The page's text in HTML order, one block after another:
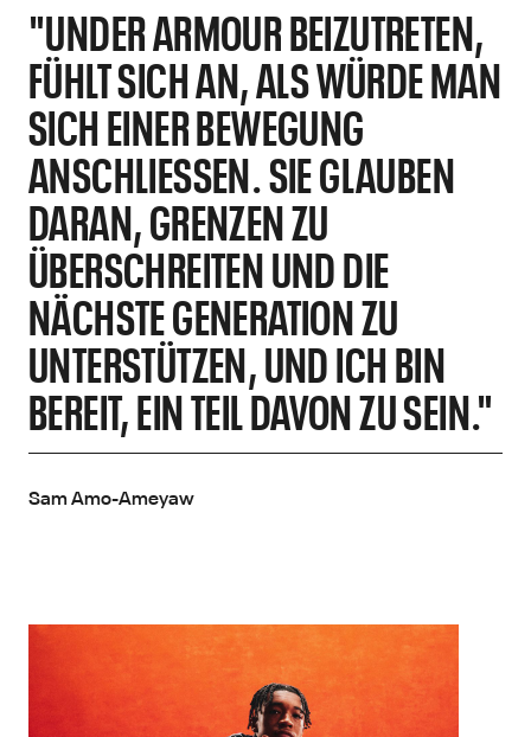
"UNDER ARMOUR BEIZUTRETEN,
FÜHLT SICH AN, ALS WÜRDE MAN
SICH EINER BEWEGUNG
ANSCHLIESSEN. SIE GLAUBEN D
ARAN, GRENZEN ZU Ü
BERSCHREITEN UND DIE N
ÄCHSTE GENERATION ZU U
NTERSTÜTZEN, UND ICH BIN B
EREIT, EIN TEIL DAVON ZU SEIN."
Sam Amo-Ameyaw